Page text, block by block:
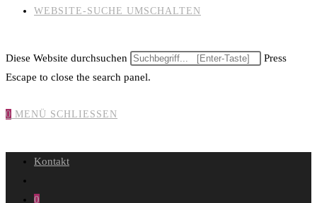
WEBSITE-SUCHE UMSCHALTEN
Diese Website durchsuchen
Press
Escape to close the search panel.
0 MENÜ SCHLIESSEN
Kontakt
0